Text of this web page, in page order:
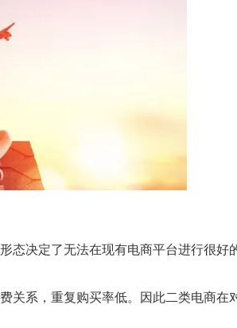
决定了无法在现有电商平台进行很好
关系，重复购买率低。因此二类电商在